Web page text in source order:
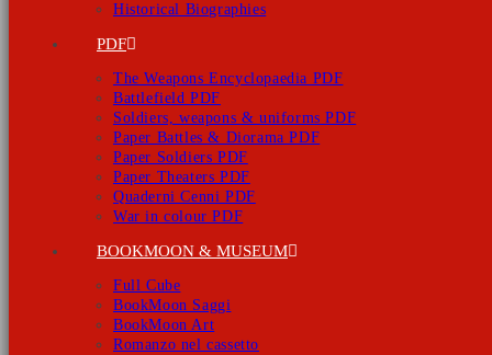
Historical Biographies
PDF
The Weapons Encyclopaedia PDF
Battlefield PDF
Soldiers, weapons & uniforms PDF
Paper Battles & Diorama PDF
Paper Soldiers PDF
Paper Theaters PDF
Quaderni Cenni PDF
War in colour PDF
BOOKMOON & MUSEUM
Full Cube
BookMoon Saggi
BookMoon Art
Romanzo nel cassetto